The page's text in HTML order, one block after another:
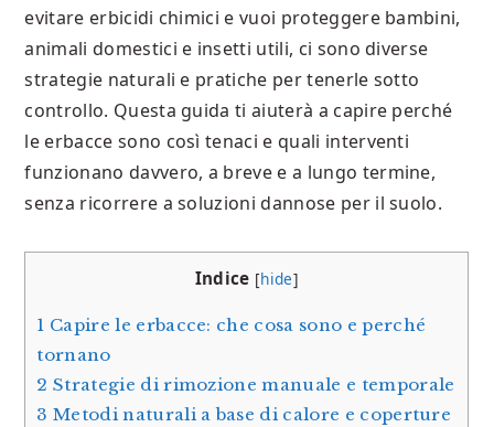
evitare erbicidi chimici e vuoi proteggere bambini,
animali domestici e insetti utili, ci sono diverse
strategie naturali e pratiche per tenerle sotto
controllo. Questa guida ti aiuterà a capire perché
le erbacce sono così tenaci e quali interventi
funzionano davvero, a breve e a lungo termine,
senza ricorrere a soluzioni dannose per il suolo.
Indice [hide]
1 Capire le erbacce: che cosa sono e perché
tornano
2 Strategie di rimozione manuale e temporale
3 Metodi naturali a base di calore e coperture